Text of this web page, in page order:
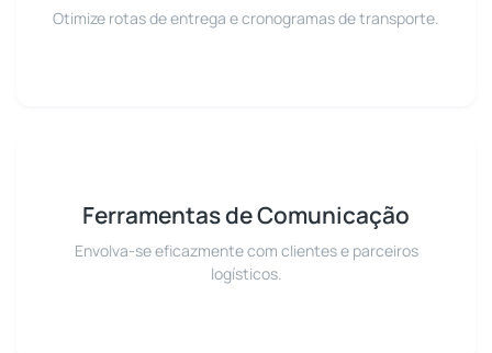
Otimize rotas de entrega e cronogramas de transporte.
Ferramentas de Comunicação
Envolva-se eficazmente com clientes e parceiros
logísticos.